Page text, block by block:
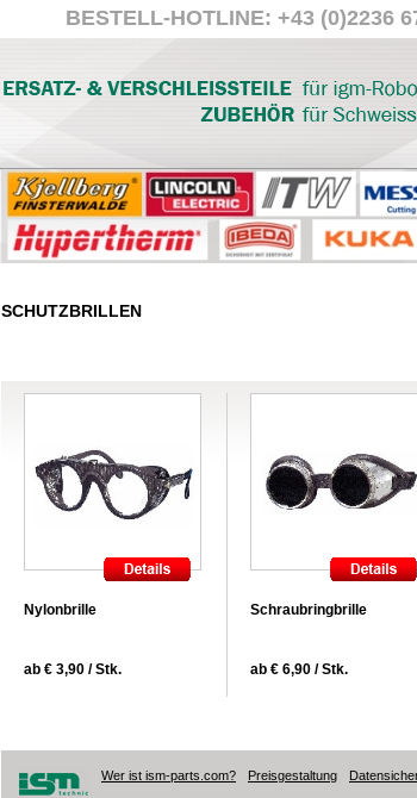
BESTELL-HOTLINE: +43 (0)2236
SCHUTZBRILLEN
Nylonbrille
ab € 3,90 / Stk.
Schraubringbrille
ab € 6,90 / Stk.
Wer ist ism-parts.com? Preisgestaltung